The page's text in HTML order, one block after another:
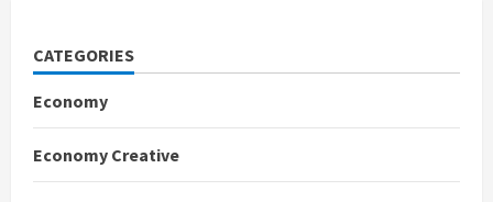
CATEGORIES
Economy
Economy Creative